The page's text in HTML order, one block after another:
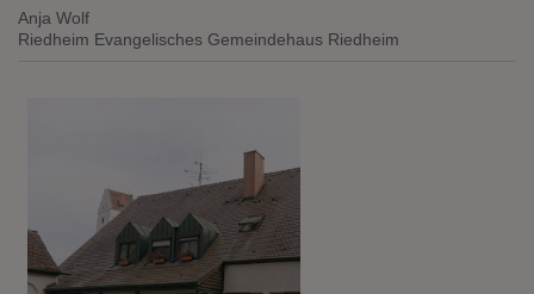
Anja Wolf
Riedheim Evangelisches Gemeindehaus Riedheim